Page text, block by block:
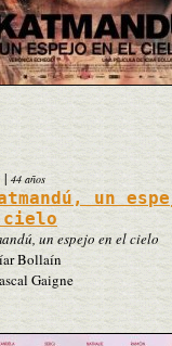
| 44 años
un
un espejo en el cielo
Bollaín
Gaigne